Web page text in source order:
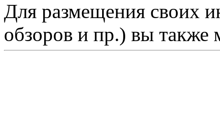
Для размещения своих
обзоров и пр.) вы также